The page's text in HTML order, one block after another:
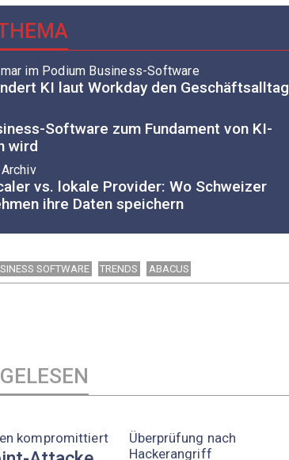
im Podium Business-Software
KI laut Workday den Geschäftsalltag
Software zum Fundament von KI-
wird
vs. lokale Provider: Wo Schweizer
ihre Daten speichern
SOFTWARE TRENDS ABACUS
kompromittiert
Überprüfung nach
Hackerangriff